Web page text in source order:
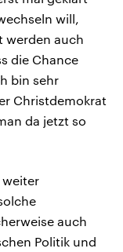
will,
werden auch
die Chance
bin sehr
Christdemokrat
da jetzt so
weiter
auch
Politik und